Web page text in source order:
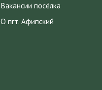
Вакансии посёлка
О пгт. Афипский